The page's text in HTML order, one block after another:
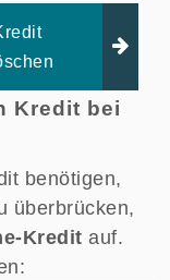
Kredit bei
benötigen,
überbrücken,
Kredit auf.